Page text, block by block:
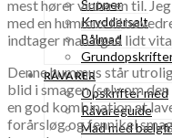
Supper
Kryddersalt
Bålmad
RÅVARER
Opskrifter med
Råvareguide
Mad med
mest hører vinteren til.
med en hummus til
indtager man også lidt
Denne hummus står
blid i smagen (selv om
en god kombination at
forårsløg og fennikel